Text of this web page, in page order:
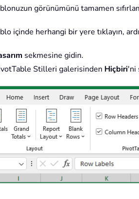
görünümünü tamamen
içinde herhangi bir yere tıklayın,
sekmesine gidin.
Stilleri galerisinden Hiçbiri'ni